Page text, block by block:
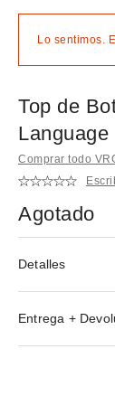
Lo sentimos.
Top de
Language
Comprar todo
Agotado
Detalles
Entrega +